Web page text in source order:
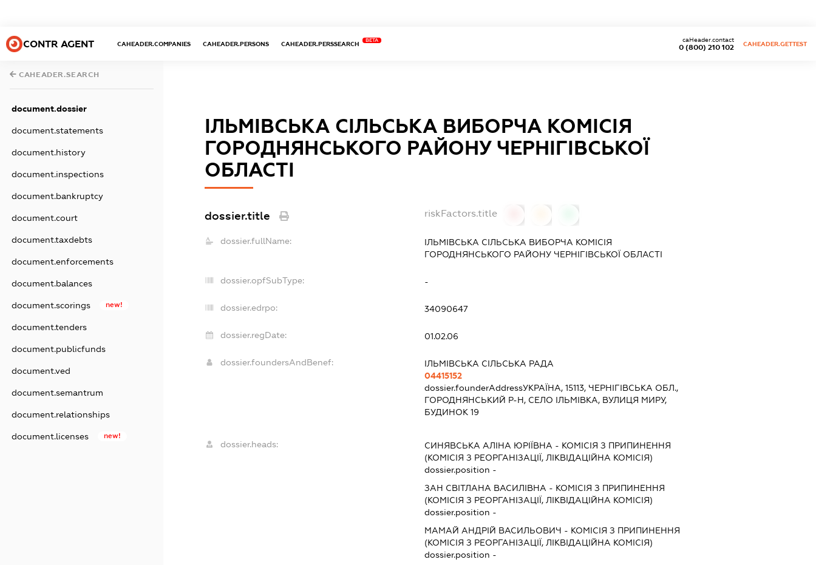
CONTR AGENT CAHEADER.COMPANIES CAHEADER.PERSONS CAHEADER.PERSSEARCH
BETA
0 (800) 210 102
caHeader.contact
CAHEADER.GETTEST
CAHEADER.SEARCH
document.dossier
document.statements
document.history
document.inspections
document.bankruptcy
document.court
document.taxdebts
document.enforcements
document.balances
document.scorings new!
document.tenders
document.publicfunds
document.ved
document.semantrum
document.relationships
document.licenses new!
ІЛЬМІВСЬКА СІЛЬСЬКА ВИБОРЧА КОМІСІЯ
ГОРОДНЯНСЬКОГО РАЙОНУ ЧЕРНІГІВСЬКОЇ
ОБЛАСТІ
dossier.title riskFactors.title
dossier.fullName:
ІЛЬМІВСЬКА СІЛЬСЬКА ВИБОРЧА КОМІСІЯ
ГОРОДНЯНСЬКОГО РАЙОНУ ЧЕРНІГІВСЬКОЇ ОБЛАСТІ
dossier.opfSubType: -
dossier.edrpo: 34090647
dossier.regDate: 01.02.06
dossier.foundersAndBenef:
ІЛЬМІВСЬКА СІЛЬСЬКА РАДА
04415152
dossier.founderAddressУКРАЇНА, 15113, ЧЕРНІГІВСЬКА ОБЛ.,
ГОРОДНЯНСЬКИЙ Р-Н, СЕЛО ІЛЬМІВКА, ВУЛИЦЯ МИРУ,
БУДИНОК 19
dossier.heads: СИНЯВСЬКА АЛІНА ЮРІЇВНА - КОМІСІЯ З ПРИПИНЕННЯ
(КОМІСІЯ З РЕОРГАНІЗАЦІЇ, ЛІКВІДАЦІЙНА КОМІСІЯ)
dossier.position -
ЗАН СВІТЛАНА ВАСИЛІВНА - КОМІСІЯ З ПРИПИНЕННЯ
(КОМІСІЯ З РЕОРГАНІЗАЦІЇ, ЛІКВІДАЦІЙНА КОМІСІЯ)
dossier.position -
МАМАЙ АНДРІЙ ВАСИЛЬОВИЧ - КОМІСІЯ З ПРИПИНЕННЯ
(КОМІСІЯ З РЕОРГАНІЗАЦІЇ, ЛІКВІДАЦІЙНА КОМІСІЯ)
dossier.position -